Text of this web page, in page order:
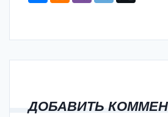
ДОБАВИТЬ